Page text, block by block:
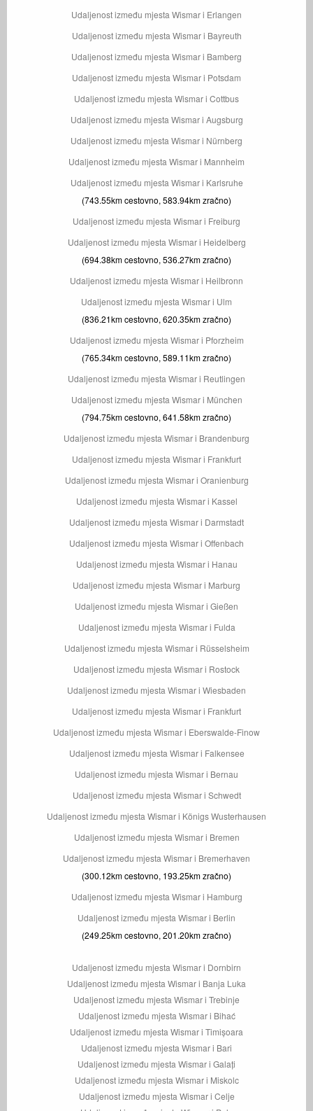
Udaljenost između mjesta Wismar i Erlangen
Udaljenost između mjesta Wismar i Bayreuth
Udaljenost između mjesta Wismar i Bamberg
Udaljenost između mjesta Wismar i Potsdam
Udaljenost između mjesta Wismar i Cottbus
Udaljenost između mjesta Wismar i Augsburg
Udaljenost između mjesta Wismar i Nürnberg
Udaljenost između mjesta Wismar i Mannheim
Udaljenost između mjesta Wismar i Karlsruhe
(743.55km cestovno, 583.94km zračno)
Udaljenost između mjesta Wismar i Freiburg
Udaljenost između mjesta Wismar i Heidelberg
(694.38km cestovno, 536.27km zračno)
Udaljenost između mjesta Wismar i Heilbronn
Udaljenost između mjesta Wismar i Ulm
(836.21km cestovno, 620.35km zračno)
Udaljenost između mjesta Wismar i Pforzheim
(765.34km cestovno, 589.11km zračno)
Udaljenost između mjesta Wismar i Reutlingen
Udaljenost između mjesta Wismar i München
(794.75km cestovno, 641.58km zračno)
Udaljenost između mjesta Wismar i Brandenburg
Udaljenost između mjesta Wismar i Frankfurt
Udaljenost između mjesta Wismar i Oranienburg
Udaljenost između mjesta Wismar i Kassel
Udaljenost između mjesta Wismar i Darmstadt
Udaljenost između mjesta Wismar i Offenbach
Udaljenost između mjesta Wismar i Hanau
Udaljenost između mjesta Wismar i Marburg
Udaljenost između mjesta Wismar i Gießen
Udaljenost između mjesta Wismar i Fulda
Udaljenost između mjesta Wismar i Rüsselsheim
Udaljenost između mjesta Wismar i Rostock
Udaljenost između mjesta Wismar i Wiesbaden
Udaljenost između mjesta Wismar i Frankfurt
Udaljenost između mjesta Wismar i Eberswalde-Finow
Udaljenost između mjesta Wismar i Falkensee
Udaljenost između mjesta Wismar i Bernau
Udaljenost između mjesta Wismar i Schwedt
Udaljenost između mjesta Wismar i Königs Wusterhausen
Udaljenost između mjesta Wismar i Bremen
Udaljenost između mjesta Wismar i Bremerhaven
(300.12km cestovno, 193.25km zračno)
Udaljenost između mjesta Wismar i Hamburg
Udaljenost između mjesta Wismar i Berlin
(249.25km cestovno, 201.20km zračno)
Udaljenost između mjesta Wismar i Dornbirn
Udaljenost između mjesta Wismar i Banja Luka
Udaljenost između mjesta Wismar i Trebinje
Udaljenost između mjesta Wismar i Bihać
Udaljenost između mjesta Wismar i Timișoara
Udaljenost između mjesta Wismar i Bari
Udaljenost između mjesta Wismar i Galați
Udaljenost između mjesta Wismar i Miskolc
Udaljenost između mjesta Wismar i Celje